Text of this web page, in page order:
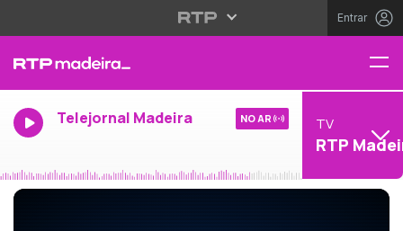
Entrar
Telejornal Madeira NO AR TV
RTP